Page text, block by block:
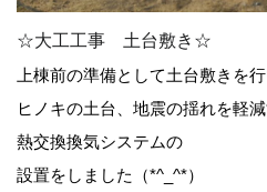
☆大工工事 土台敷き☆
上棟前の準備として土台敷きを
ヒノキの土台、地震の揺れを軽
熱交換換気システムの
設置をしました（*^_^*）